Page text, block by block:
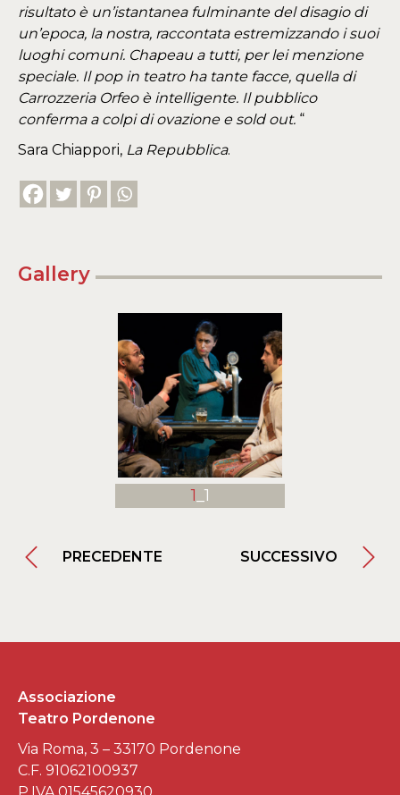
risultato è un’istantanea fulminante del disagio di
un’epoca, la nostra, raccontata estremizzando i suoi
luoghi comuni. Chapeau a tutti, per lei menzione
speciale. Il pop in teatro ha tante facce, quella di
Carrozzeria Orfeo è intelligente. Il pubblico
conferma a colpi di ovazione e sold out. “
Sara Chiappori, La Repubblica.
Gallery
1 _1
PRECEDENTE SUCCESSIVO
Associazione
Teatro Pordenone
Via Roma, 3 – 33170 Pordenone
C.F. 91062100937